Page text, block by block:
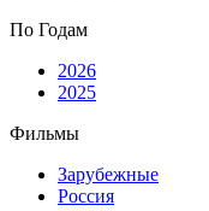
По Годам
2026
2025
Фильмы
Зарубежные
Россия